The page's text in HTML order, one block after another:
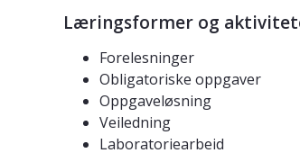
Læringsformer og
Forelesninger
Obligatoriske oppgaver
Oppgaveløsning
Veiledning
Laboratoriearbeid